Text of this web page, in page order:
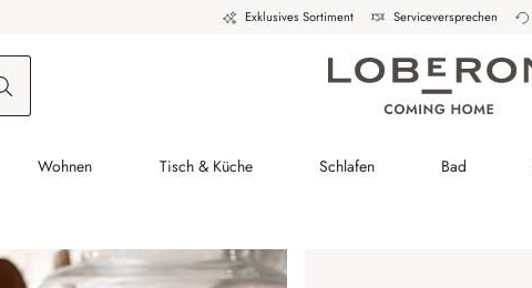
Exklusives Sortiment Serviceversprechen
Wohnen Tisch & Küche Schlafen Bad